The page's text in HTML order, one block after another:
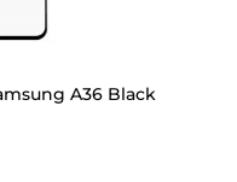
A36 Black